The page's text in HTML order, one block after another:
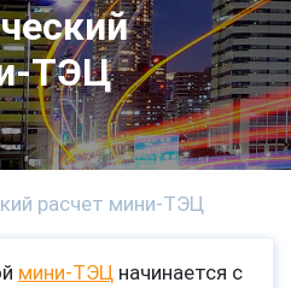
ТЭЦ
расчет мини-ТЭЦ
мини-ТЭЦ начинается с